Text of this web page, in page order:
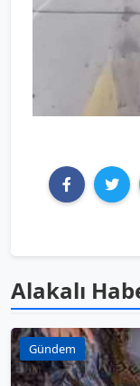
Alakalı
Gündem